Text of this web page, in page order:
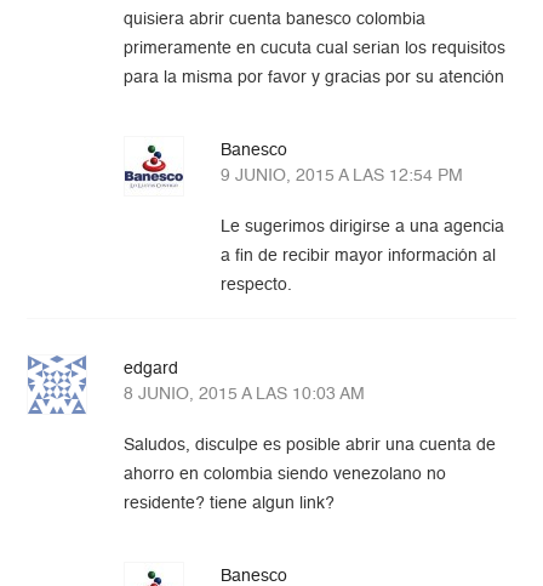
quisiera abrir cuenta banesco colombia
primeramente en cucuta cual serian los requisitos
para la misma por favor y gracias por su atención
Banesco
9 JUNIO, 2015 A LAS 12:54 PM
Le sugerimos dirigirse a una agencia
a fin de recibir mayor información al
respecto.
edgard
8 JUNIO, 2015 A LAS 10:03 AM
Saludos, disculpe es posible abrir una cuenta de
ahorro en colombia siendo venezolano no
residente? tiene algun link?
Banesco